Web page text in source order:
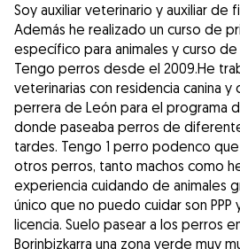
Soy auxiliar veterinario y auxiliar de
Además he realizado un curso de
específico para animales y curso de
Tengo perros desde el 2009.He
veterinarias con residencia canina y
perrera de León para el programa
donde paseaba perros de
tardes. Tengo 1 perro podenco
otros perros, tanto machos como
experiencia cuidando de animales
único que no puedo cuidar son
licencia. Suelo pasear a los perros
Borinbizkarra una zona verde muy